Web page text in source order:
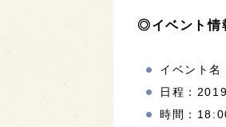
◎イベント情
イベント名
日程：
時間：